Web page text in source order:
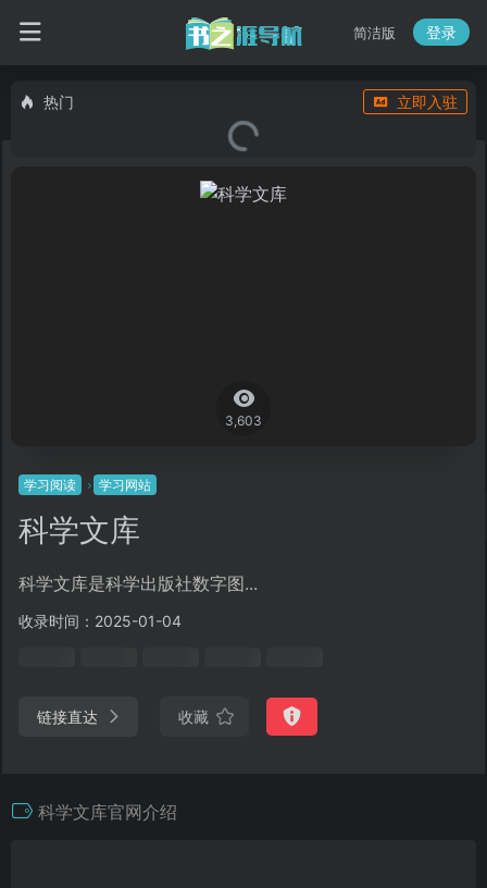
简洁版 登录
热门 立即入驻
3,603
学习阅读 学习网站
科学文库
科学文库是科学出版社数字图...
收录时间：2025-01-04
链接直达 收藏
科学文库官网介绍